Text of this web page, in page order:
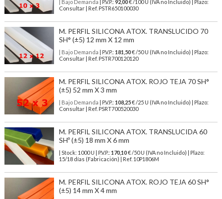
| Bajo Demanda | P.V.P.: 92,00€ /100 U (IVA no Incluido) | Plazo:
Consultar | Ref. PSTR650100030
M. PERFIL SILICONA ATOX. TRANSLUCIDO 70
SH° (±5) 12 mm X 12 mm
| Bajo Demanda | P.V.P.: 181,50€ /50 U (IVA no Incluido) | Plazo:
Consultar | Ref. PSTR700120120
M. PERFIL SILICONA ATOX. ROJO TEJA 70 SH°
(±5) 52 mm X 3 mm
| Bajo Demanda | P.V.P.: 108,25€ /25 U (IVA no Incluido) | Plazo:
Consultar | Ref. PSRT700520030
M. PERFIL SILICONA ATOX. TRANSLUCIDA 60
SHº (±5) 18 mm X 6 mm
| Stock: 1000 U | P.V.P.: 170,10€/50 U (IVA no Incluido)
| Plazo:
15/18 días (Fabricación) | Ref. 10P1806M
M. PERFIL SILICONA ATOX. ROJO TEJA 60 SH°
(±5) 14 mm X 4 mm